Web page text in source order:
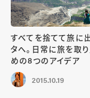
すべてを捨てて旅に
タへ。日常に旅を取
めの8つのアイデア
2015.10.19